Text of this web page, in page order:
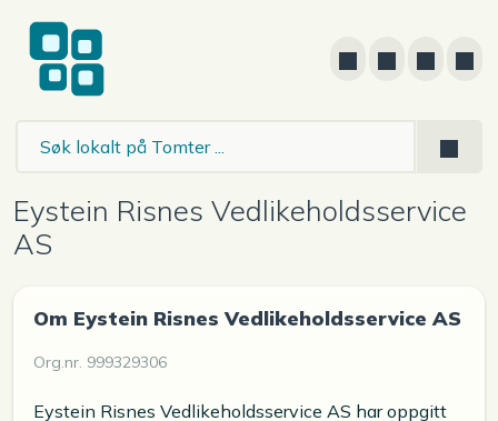
Eystein Risnes Vedlikeholdsservice
AS
Om Eystein Risnes Vedlikeholdsservice AS
Org.nr. 999329306
Eystein Risnes Vedlikeholdsservice AS har oppgitt